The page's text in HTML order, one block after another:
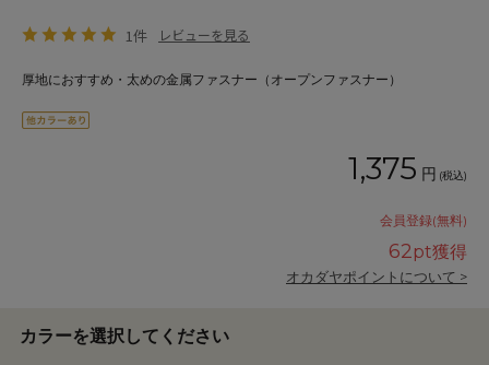
1件 レビューを見る
厚地におすすめ・太めの金属ファスナー（オープンファスナー）
1,375 円 (税込)
会員登録(無料)
62pt獲得
オカダヤポイントについて >
カラーを選択してください